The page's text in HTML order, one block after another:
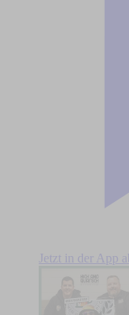
Jetzt in der App